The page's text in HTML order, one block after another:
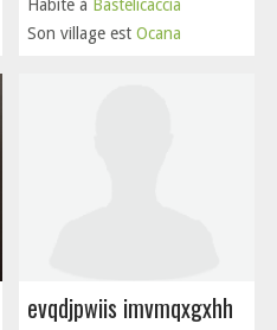
Habite à Bastelicaccia
Son village est Ocana
evqdjpwiis imvmqxgxhh